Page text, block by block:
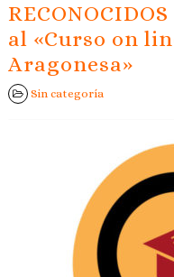
al «Curso on
Aragonesa»
Sin categoría